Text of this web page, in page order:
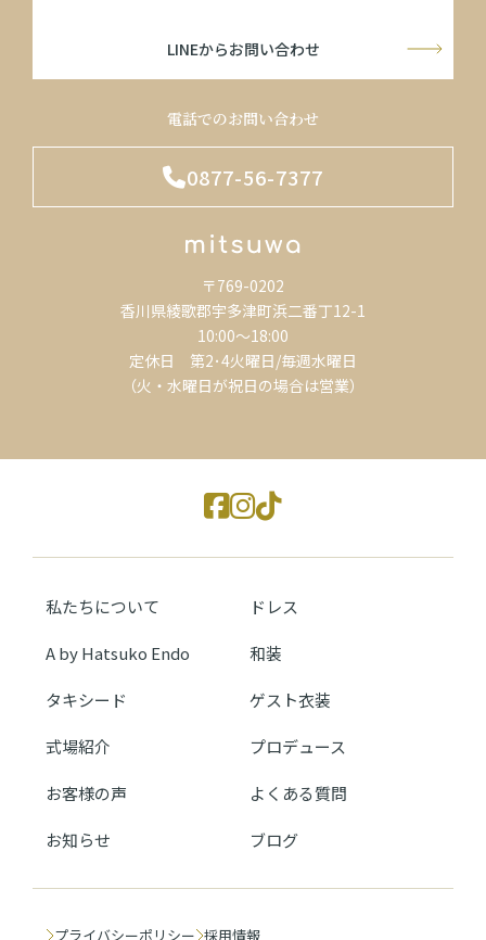
LINEからお問い合わせ
電話でのお問い合わせ
0877-56-7377
〒769-0202
香川県綾歌郡宇多津町浜二番丁12-1
10:00～18:00
定休日 第2･4火曜日/毎週水曜日
（火・水曜日が祝日の場合は営業）
私たちについて ドレス
A by Hatsuko Endo 和装
タキシード ゲスト衣装
式場紹介 プロデュース
お客様の声 よくある質問
お知らせ ブログ
プライバシーポリシー 採用情報